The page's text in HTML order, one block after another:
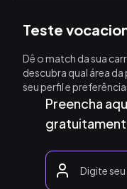
usuário.
complexos,
servidor.
Teste
Dê o match da sua
descubra qual área
seu perfil e
Preencha